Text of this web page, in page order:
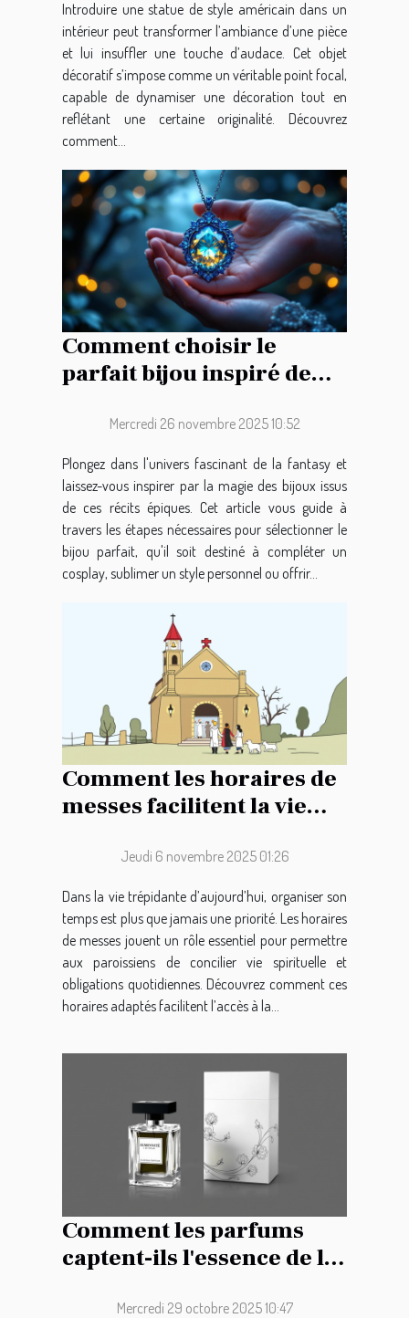
Introduire une statue de style américain dans un
intérieur peut transformer l’ambiance d’une pièce
et lui insuffler une touche d’audace. Cet objet
décoratif s’impose comme un véritable point focal,
capable de dynamiser une décoration tout en
reflétant une certaine originalité. Découvrez
comment...
Comment choisir le
parfait bijou inspiré de
Mercredi 26 novembre 2025 10:52
Plongez dans l'univers fascinant de la fantasy et
laissez-vous inspirer par la magie des bijoux issus
de ces récits épiques. Cet article vous guide à
travers les étapes nécessaires pour sélectionner le
bijou parfait, qu'il soit destiné à compléter un
cosplay, sublimer un style personnel ou offrir...
Comment les horaires de
messes facilitent la vie
Jeudi 6 novembre 2025 01:26
Dans la vie trépidante d’aujourd’hui, organiser son
temps est plus que jamais une priorité. Les horaires
de messes jouent un rôle essentiel pour permettre
aux paroissiens de concilier vie spirituelle et
obligations quotidiennes. Découvrez comment ces
horaires adaptés facilitent l’accès à la...
Comment les parfums
captent-ils l'essence de la
Mercredi 29 octobre 2025 10:47